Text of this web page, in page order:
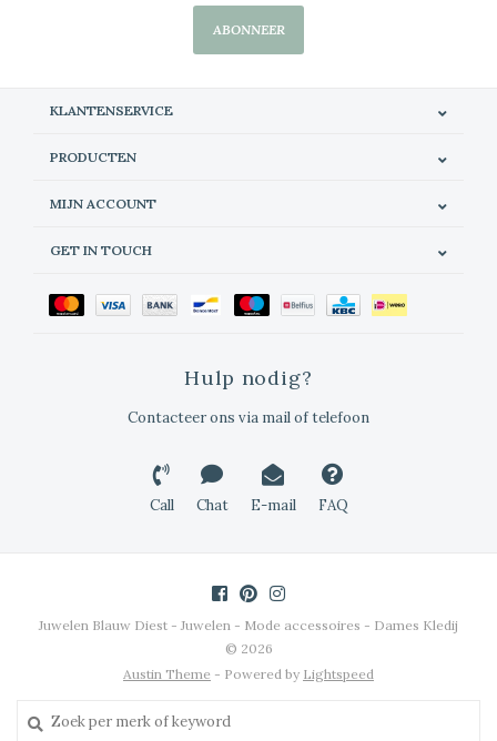
ABONNEER
KLANTENSERVICE
PRODUCTEN
MIJN ACCOUNT
GET IN TOUCH
Hulp nodig?
Contacteer ons via mail of telefoon
Call Chat E-mail FAQ
Juwelen Blauw Diest - Juwelen - Mode accessoires - Dames Kledij
© 2026
Austin Theme - Powered by Lightspeed